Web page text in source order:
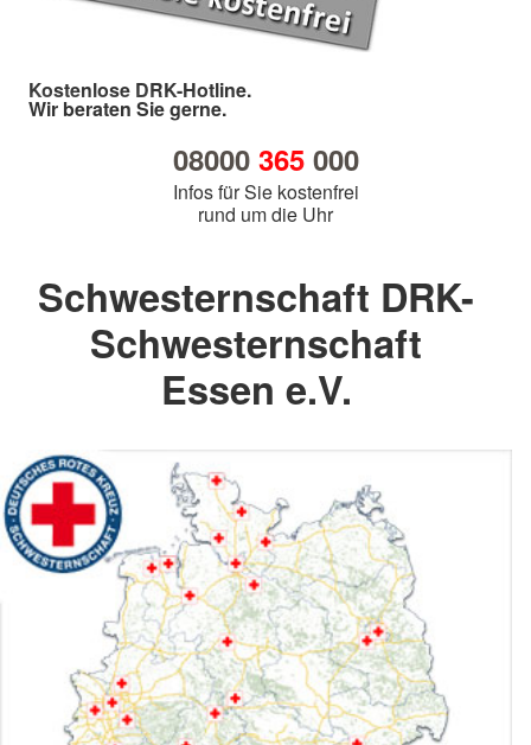
Kostenlose DRK-Hotline.
Wir beraten Sie gerne.
08000 365000
Infos für Sie kostenfrei
rund um die Uhr
Schwesternschaft DRK-
Schwesternschaft
Essen e.V.